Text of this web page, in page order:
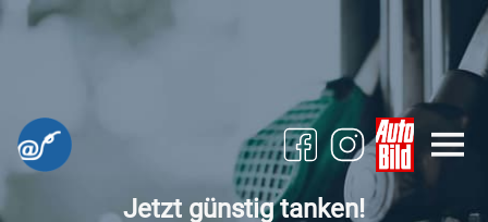
Jetzt günstig tanken!